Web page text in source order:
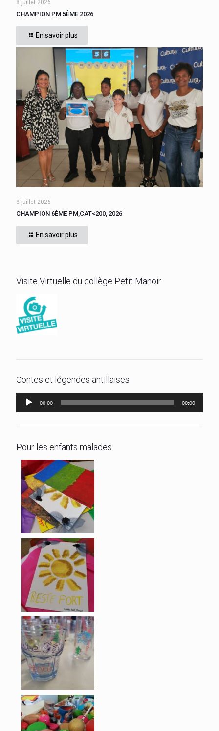
Cette année, tous les élèves de 5ème du collège se sont
affrontés. Six finalistes se sont disputé le titre de Champion
« Le compte est bon PM
8 juillet 2026
CHAMPION PM 5ÈME 2026
En savoir plus
Cette année, tous les élèves de 6ème du collège se sont
affrontés. CADIGNAN Manuel, après une bataille bien
disputée, s’est imposé, le jeudi 4 juin 2026
8 juillet 2026
CHAMPION 6ÈME PM,CAT<200, 2026
En savoir plus
Visite Virtuelle du collège Petit Manoir
Contes et légendes antillaises
Lecteur
audio
00:00 00:00
Pour les enfants malades